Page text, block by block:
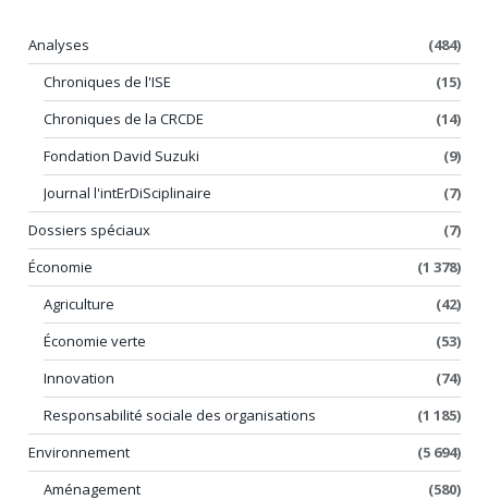
Analyses
(484)
Chroniques de l'ISE
(15)
Chroniques de la CRCDE
(14)
Fondation David Suzuki
(9)
Journal l'intErDiSciplinaire
(7)
Dossiers spéciaux
(7)
Économie
(1 378)
Agriculture
(42)
Économie verte
(53)
Innovation
(74)
Responsabilité sociale des organisations
(1 185)
Environnement
(5 694)
Aménagement
(580)